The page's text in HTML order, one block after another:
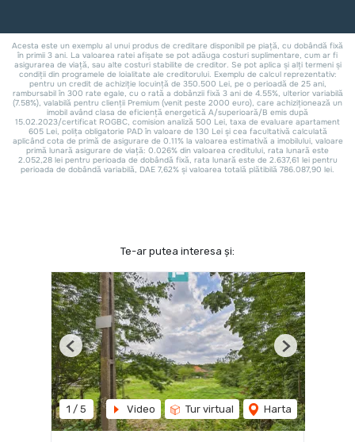
Te-ar putea interesa și:
1 / 5 Video Tur virtual Harta
Previous Next